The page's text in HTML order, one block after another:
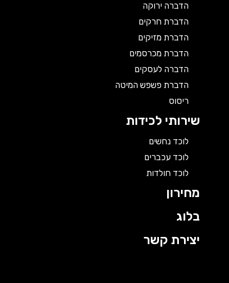
הדברה ירוקה
הדברת חרקים
הדברת מזיקים
הדברת מכרסמים
הדברה לעסקים
הדברת פשפש המיטה
ריסוס
שירותי לכידות
לוכד נחשים
לוכד עכברים
לוכד חולדות
מחירון
בלוג
יצירת קשר